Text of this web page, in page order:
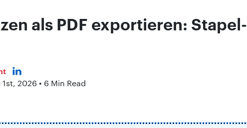
als PDF exportieren: Stapel-
2026 • 6 Min Read